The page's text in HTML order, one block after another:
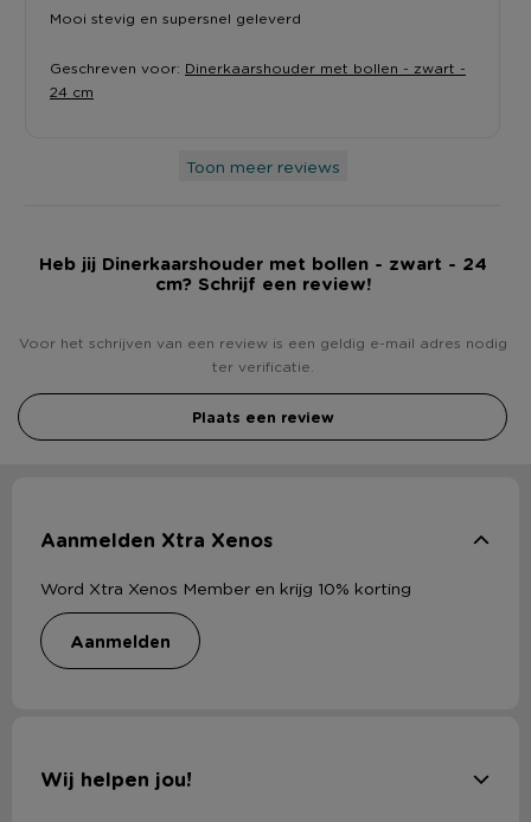
Mooi stevig en supersnel geleverd
Geschreven voor: Dinerkaarshouder met bollen - zwart -
24 cm
Toon meer reviews
Heb jij Dinerkaarshouder met bollen - zwart - 24
cm? Schrijf een review!
Voor het schrijven van een review is een geldig e-mail adres nodig
ter verificatie.
Plaats een review
Aanmelden Xtra Xenos
Word Xtra Xenos Member en krijg 10% korting
aanmelden
Wij helpen jou!